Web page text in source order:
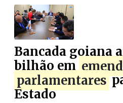
Bancada goiana
bilhão em
parlamentares
Estado